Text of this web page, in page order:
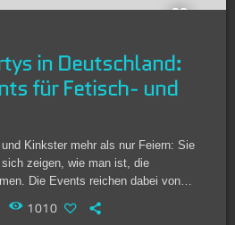
in Deutschland:
für Fetisch- und
Kinkster mehr als nur Feiern: Sie
zeigen, wie man ist, die
Die Events reichen dabei von
Biberist in der Schweiz. Egal, ob
eng und schwarz in Rubber magst
1010